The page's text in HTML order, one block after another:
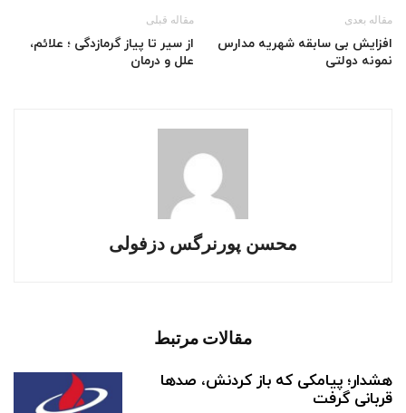
مقاله قبلی
از سیر تا پیاز گرمازدگی ؛ علائم،
علل و درمان
مقاله بعدی
افزایش بی سابقه شهریه مدارس
نمونه دولتی
محسن پورنرگس دزفولی
مقالات مرتبط
هشدار؛ پیامکی که باز کردنش، صدها
قربانی گرفت